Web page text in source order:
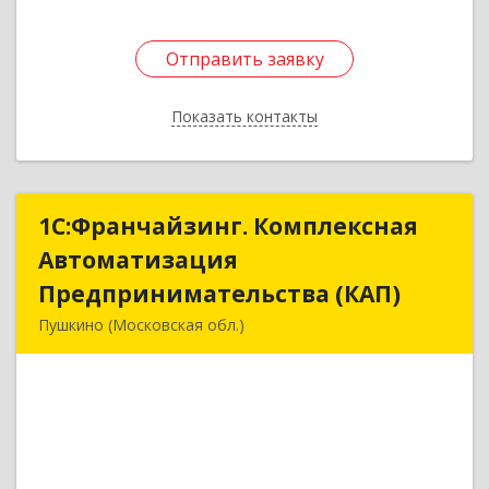
Отправить заявку
Показать контакты
Отправить заявку
Назад
1С:Франчайзинг. Комплексная
Автоматизация
Предпринимательства (КАП)
Пушкино (Московская обл.)
1С:Франчайзинг. Комплексная
Предпринимательства (КАП)